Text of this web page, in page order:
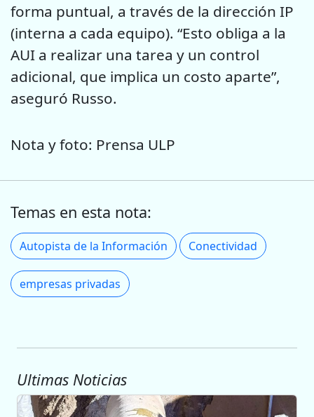
forma puntual, a través de la dirección IP
(interna a cada equipo). “Esto obliga a la
AUI a realizar una tarea y un control
adicional, que implica un costo aparte”,
aseguró Russo.
Nota y foto: Prensa ULP
Temas en esta nota:
Autopista de la Información Conectividad
empresas privadas
Ultimas Noticias